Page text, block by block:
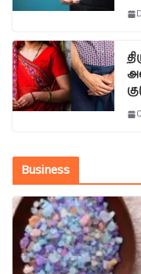
Business